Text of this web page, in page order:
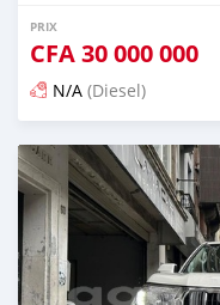
PRIX
CFA30 000 000
N/A (Diesel)
Publié il y a plus d'un an